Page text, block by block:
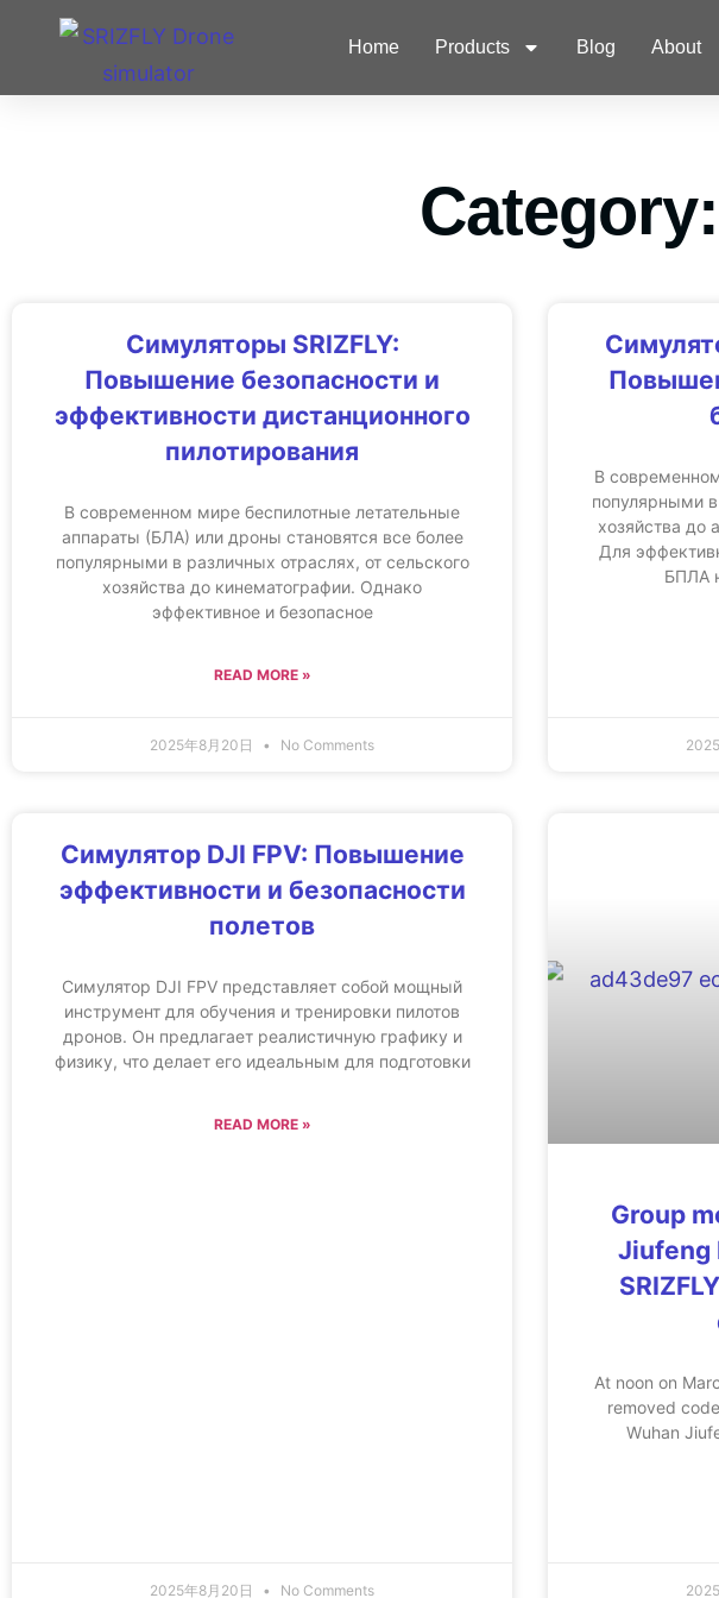
Home Products Blog About
Симуляторы SRIZFLY:
Повышение безопасности и
эффективности дистанционного
пилотирования
В современном мире беспилотные летательные
аппараты (БЛА) или дроны становятся все более
популярными в различных отраслях, от сельского
хозяйства до кинематографии. Однако
эффективное и безопасное
READ MORE »
2025年8月20日 No Comments
В
популярными в
хозяйства до
Для
БПЛА
Симулятор DJI FPV: Повышение
эффективности и безопасности
полетов
Симулятор DJI FPV представляет собой мощный
инструмент для обучения и тренировки пилотов
дронов. Он предлагает реалистичную графику и
физику, что делает его идеальным для подготовки
READ MORE »
2025年8月20日 No Comments
Group
Jiufeng
At noon on
removed
Wuhan